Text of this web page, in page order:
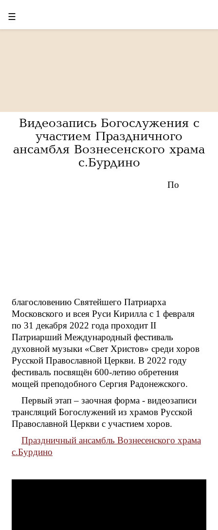
☰
Видеозапись Богослужения с
участием Праздничного
ансамбля Вознесенского храма
с.Бурдино
По
благословению Святейшего Патриарха
Московского и всея Руси Кирилла с 1 февраля
по 31 декабря 2022 года проходит II
Патриарший Международный фестиваль
духовной музыки «Свет Христов» среди хоров
Русской Православной Церкви. В 2022 году
фестиваль посвящён 600-летию обретения
мощей преподобного Сергия Радонежского.
Первый этап – заочная форма - видеозаписи
трансляций Богослужений из храмов Русской
Православной Церкви с участием хоров.
Праздничный ансамбль Вознесенского храма
с.Бурдино